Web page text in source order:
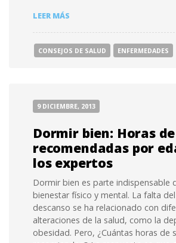
LEER MÁS
TRATAMIENTO
DEL
INSOMNIO
CONSEJOS DE SALUD ENFERMEDADES
9 DICIEMBRE, 2013
Dormir bien: Horas
recomendadas por
los expertos
Dormir bien es parte indispensable
bienestar físico y mental. La falta
descanso se ha relacionado con
alteraciones de la salud, como la
obesidad. Pero, ¿Cuántas horas de